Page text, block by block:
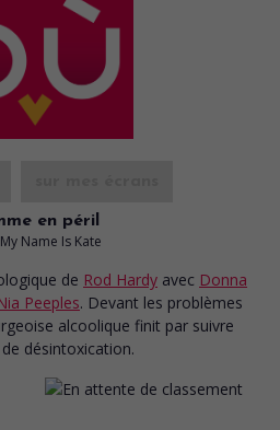
en péril
Name Is Kate
de Rod Hardy avec Donna
Peeples. Devant les problèmes
alcoolique finit par suivre
désintoxication.